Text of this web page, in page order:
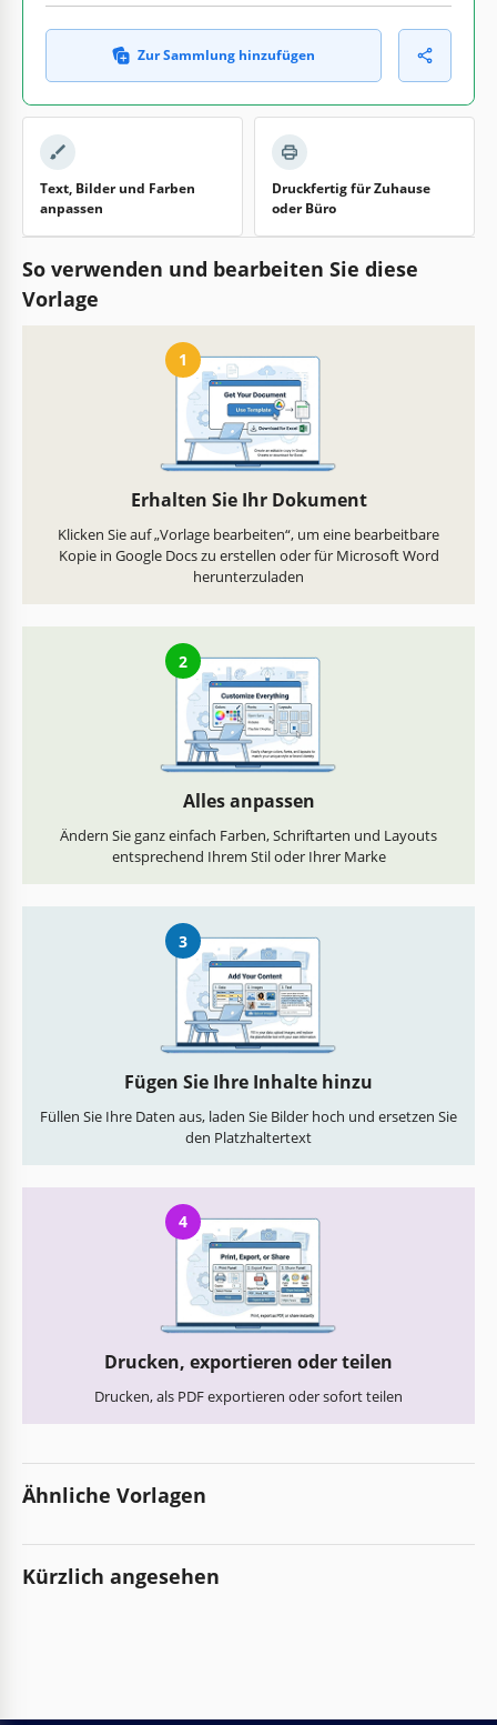
Zur Sammlung hinzufügen
Text, Bilder und Farben
anpassen
Druckfertig für Zuhause
oder Büro
So verwenden und bearbeiten Sie diese
Vorlage
1
Erhalten Sie Ihr Dokument
Klicken Sie auf „Vorlage bearbeiten“, um eine bearbeitbare
Kopie in Google Docs zu erstellen oder für Microsoft Word
herunterzuladen
2
Alles anpassen
Ändern Sie ganz einfach Farben, Schriftarten und Layouts
entsprechend Ihrem Stil oder Ihrer Marke
3
Fügen Sie Ihre Inhalte hinzu
Füllen Sie Ihre Daten aus, laden Sie Bilder hoch und ersetzen Sie
den Platzhaltertext
4
Drucken, exportieren oder teilen
Drucken, als PDF exportieren oder sofort teilen
Ähnliche Vorlagen
Kürzlich angesehen